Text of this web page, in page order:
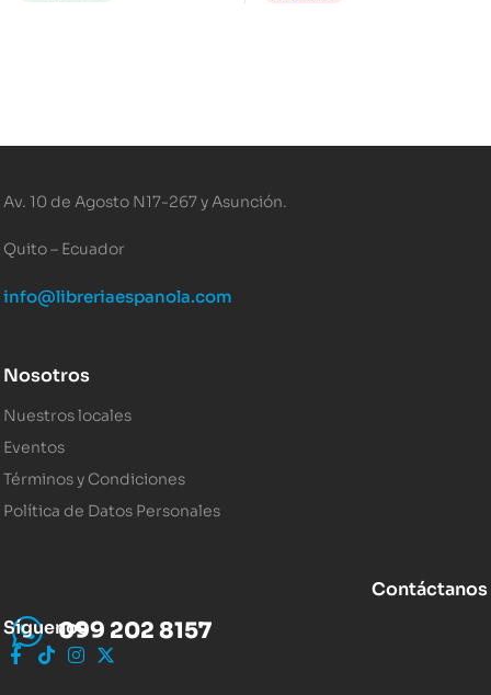
Av. 10 de Agosto N17-267 y Asunción.
Quito – Ecuador
info@libreriaespanola.com
Nosotros
Nuestros locales
Eventos
Términos y Condiciones
Política de Datos Personales
Contáctanos
099 202 8157
Síguenos